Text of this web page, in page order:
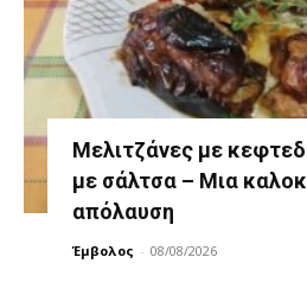
Μελιτζάνες με
με σάλτσα – Μια
απόλαυση
Έμβολος - 08/08/2026